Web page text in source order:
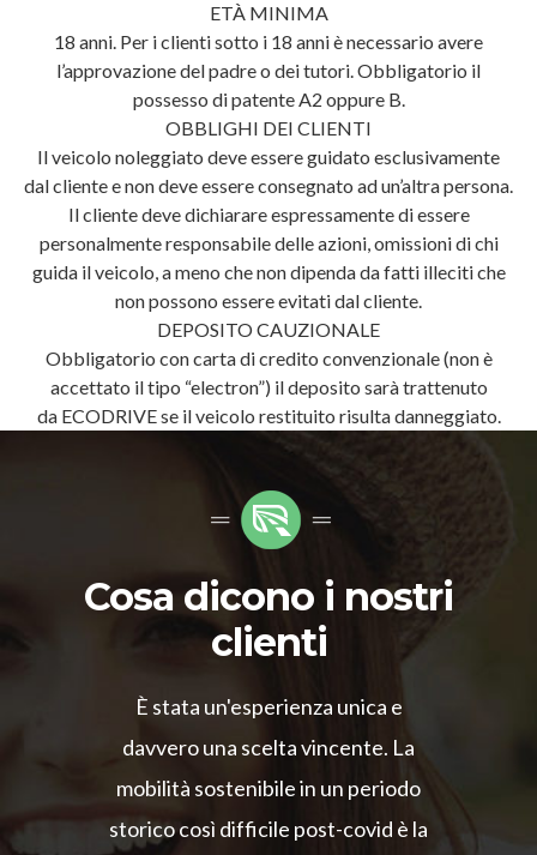
ETÀ MINIMA
18 anni. Per i clienti sotto i 18 anni è necessario avere
l’approvazione del padre o dei tutori. Obbligatorio il
possesso di patente A2 oppure B.
OBBLIGHI DEI CLIENTI
Il veicolo noleggiato deve essere guidato esclusivamente
dal cliente e non deve essere consegnato ad un’altra persona.
Il cliente deve dichiarare espressamente di essere
personalmente responsabile delle azioni, omissioni di chi
guida il veicolo, a meno che non dipenda da fatti illeciti che
non possono essere evitati dal cliente.
DEPOSITO CAUZIONALE
Obbligatorio con carta di credito convenzionale (non è
accettato il tipo “electron”) il deposito sarà trattenuto
da ECODRIVE se il veicolo restituito risulta danneggiato.
Cosa dicono i nostri
clienti
È stata un'esperienza unica e
davvero una scelta vincente. La
mobilità sostenibile in un periodo
storico così difficile post-covid è la